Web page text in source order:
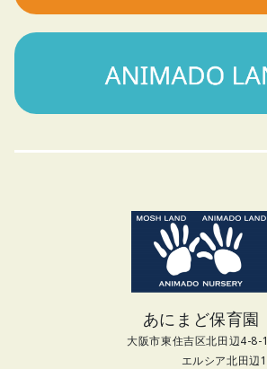
あにまど保育園
大阪市東住吉区北田辺4-8-
エルシア北田辺